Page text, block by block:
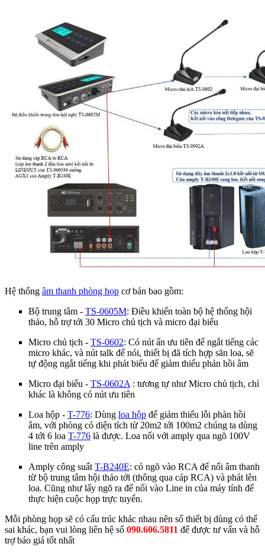
Hệ thống âm thanh phòng họp cơ bản bao gồm:
Bộ trung tâm - TS-0605M: Điều khiển toàn bộ hệ thống hội
thảo, hỗ trợ tới 30 Micro chủ tịch và micro đại biểu
Micro chủ tịch - TS-0602: Có nút ấn ưu tiên để ngắt tiếng các
micro khác, và nút talk để nói, thiết bị đã tích hợp săn loa, sẽ
tự động ngắt tiếng khi phát biểu để giảm thiểu phản hồi âm
Micro đại biểu - TS-0602A : tương tự như Micro chủ tịch, chỉ
khác là không có nút ưu tiên
Loa hộp - T-776: Dùng loa hộp để giảm thiểu lỗi phàn hồi
âm, với phòng có diện tích từ 20m2 tới 100m2 chúng ta dùng
4 tới 6 loa T-776 là được. Loa nối với amply qua ngõ 100V
line trên amply
Amply công suất T-B240E: có ngõ vào RCA để nối âm thanh
từ bộ trung tâm hội thảo tới (thông qua cáp RCA) và phát lên
loa. Cũng như lấy ngõ ra để nối vào Line in của máy tính để
thực hiện cuộc họp trực tuyến.
Mỗi phòng họp sẽ có cấu trúc khác nhau nên số thiết bị dùng có thể
sai khác, bạn vui lòng liên hệ số 090.606.5811 để được tư vấn và hỗ
trợ báo giá tốt nhất